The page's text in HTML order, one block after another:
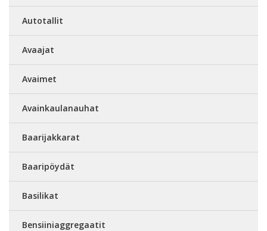
Autotallit
Avaajat
Avaimet
Avainkaulanauhat
Baarijakkarat
Baaripöydät
Basilikat
Bensiiniaggregaatit